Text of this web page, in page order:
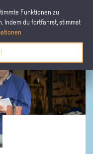
Funktionen zu
Indem du fortfährst, stimmst